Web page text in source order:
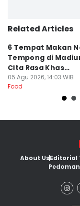
Related Articles
6 Tempat Makan
Tempong di
Cita Rasa Khas
Banyuwangi
05 Agu 2026, 14:03 WIB
Food
About UsEditorial